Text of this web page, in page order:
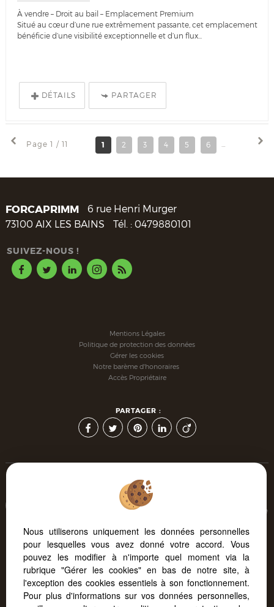
À vendre – Droit au bail – Emplacement Premium
Situé au cœur d’une rue extrêmement passante, cet emplacement
bénéficie d’une visibilité exceptionnelle et d’un flux...
DÉTAILS PARTAGER
Page 1 / 11 1 2 3 4 5 6
FORCAPRIMM
6 rue Henri Murger
73100 AIX LES BAINS Tél. : 0479880101
SUIVEZ-NOUS !
Mentions Légales
Politique de protection des données
Gérer les cookies
Notre barème d'honoraires
Accès Propriétaire
PARTAGER :
Afin de vous offrir un confort de lecture permanent, depuis
votre PC, votre tablette ou votre smartphone, notre site s'adapte
Logiciel immobilier Adapt Immo
Création site internet immobilier
Référencement immobilier
Nous utiliserons uniquement les données personnelles
pour lesquelles vous avez donné votre accord. Vous
pouvez les modifier à n'importe quel moment via la
rubrique "Gérer les cookies" en bas de notre site, à
l'exception des cookies essentiels à son fonctionnement.
Pour plus d'informations sur vos données personnelles,